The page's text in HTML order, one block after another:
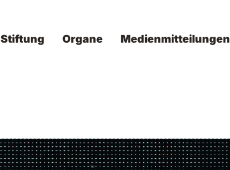
Stiftung Organe Medienmitteilungen